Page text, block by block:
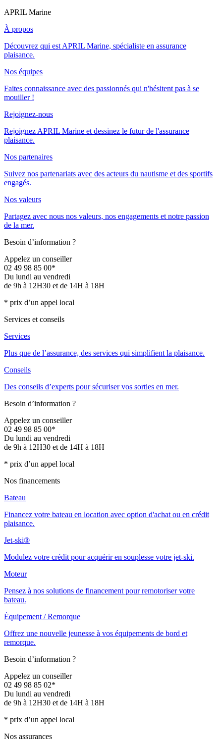
APRIL Marine
À propos
Découvrez qui est APRIL Marine, spécialiste en assurance
plaisance.
Nos équipes
Faites connaissance avec des passionnés qui n'hésitent pas à se
mouiller !
Rejoignez-nous
Rejoignez APRIL Marine et dessinez le futur de l'assurance
plaisance.
Nos partenaires
Suivez nos partenariats avec des acteurs du nautisme et des sportifs
engagés.
Nos valeurs
Partagez avec nous nos valeurs, nos engagements et notre passion
de la mer.
Besoin d’information ?
Appelez un conseiller
02 49 98 85 00*
Du lundi au vendredi
de 9h à 12H30 et de 14H à 18H
* prix d’un appel local
Services et conseils
Services
Plus que de l’assurance, des services qui simplifient la plaisance.
Conseils
Des conseils d’experts pour sécuriser vos sorties en mer.
Besoin d’information ?
Appelez un conseiller
02 49 98 85 00*
Du lundi au vendredi
de 9h à 12H30 et de 14H à 18H
* prix d’un appel local
Nos financements
Bateau
Financez votre bateau en location avec option d'achat ou en crédit
plaisance.
Jet-ski®
Modulez votre crédit pour acquérir en souplesse votre jet-ski.
Moteur
Pensez à nos solutions de financement pour remotoriser votre
bateau.
Équipement / Remorque
Offrez une nouvelle jeunesse à vos équipements de bord et
remorque.
Besoin d’information ?
Appelez un conseiller
02 49 98 85 02*
Du lundi au vendredi
de 9h à 12H30 et de 14H à 18H
* prix d’un appel local
Nos assurances